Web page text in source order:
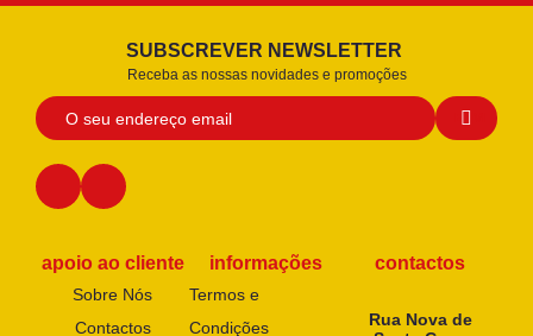
SUBSCREVER NEWSLETTER
Receba as nossas novidades e promoções
apoio ao cliente
Sobre Nós
Contactos
informações
Termos e
Condições
contactos
Rua Nova de